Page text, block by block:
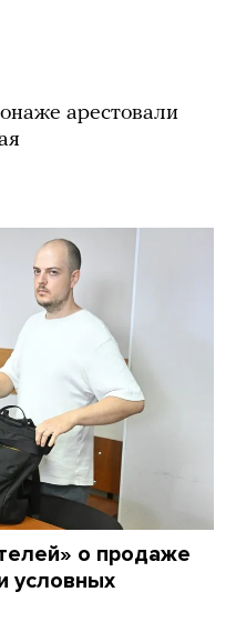
арестовали
о продаже
условных